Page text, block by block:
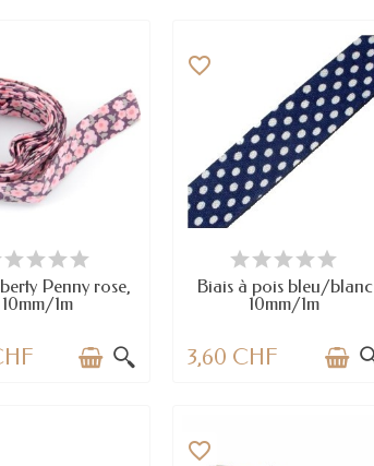
ARTICLES EN STOCK
Penny rose,
10mm/1m
EN STOCK
favorite_border
Biais à pois bleu/blanc
10mm/1m
3,60 CHF
favorite_border